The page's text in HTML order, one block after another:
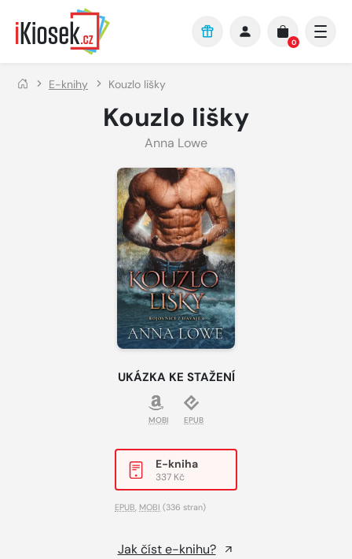
Přejít na hlavní obsah
0
E-knihy Kouzlo lišky
Kouzlo lišky
Anna Lowe
UKÁZKA KE STAŽENÍ
MOBI EPUB
E-kniha
337 Kč
EPUB, MOBI (336 stran)
Jak číst e-knihu?